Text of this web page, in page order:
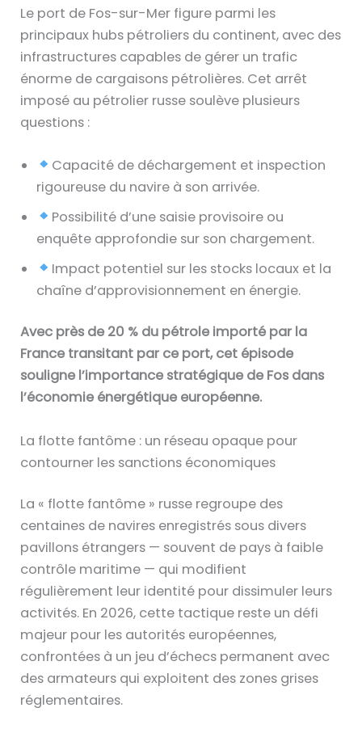
Le port de Fos-sur-Mer figure parmi les
principaux hubs pétroliers du continent, avec des
infrastructures capables de gérer un trafic
énorme de cargaisons pétrolières. Cet arrêt
imposé au pétrolier russe soulève plusieurs
questions :
Capacité de déchargement et inspection
rigoureuse du navire à son arrivée.
Possibilité d’une saisie provisoire ou
enquête approfondie sur son chargement.
Impact potentiel sur les stocks locaux et la
chaîne d’approvisionnement en énergie.
Avec près de 20 % du pétrole importé par la
France transitant par ce port, cet épisode
souligne l’importance stratégique de Fos dans
l’économie énergétique européenne.
La flotte fantôme : un réseau opaque pour
contourner les sanctions économiques
La « flotte fantôme » russe regroupe des
centaines de navires enregistrés sous divers
pavillons étrangers — souvent de pays à faible
contrôle maritime — qui modifient
régulièrement leur identité pour dissimuler leurs
activités. En 2026, cette tactique reste un défi
majeur pour les autorités européennes,
confrontées à un jeu d’échecs permanent avec
des armateurs qui exploitent des zones grises
réglementaires.